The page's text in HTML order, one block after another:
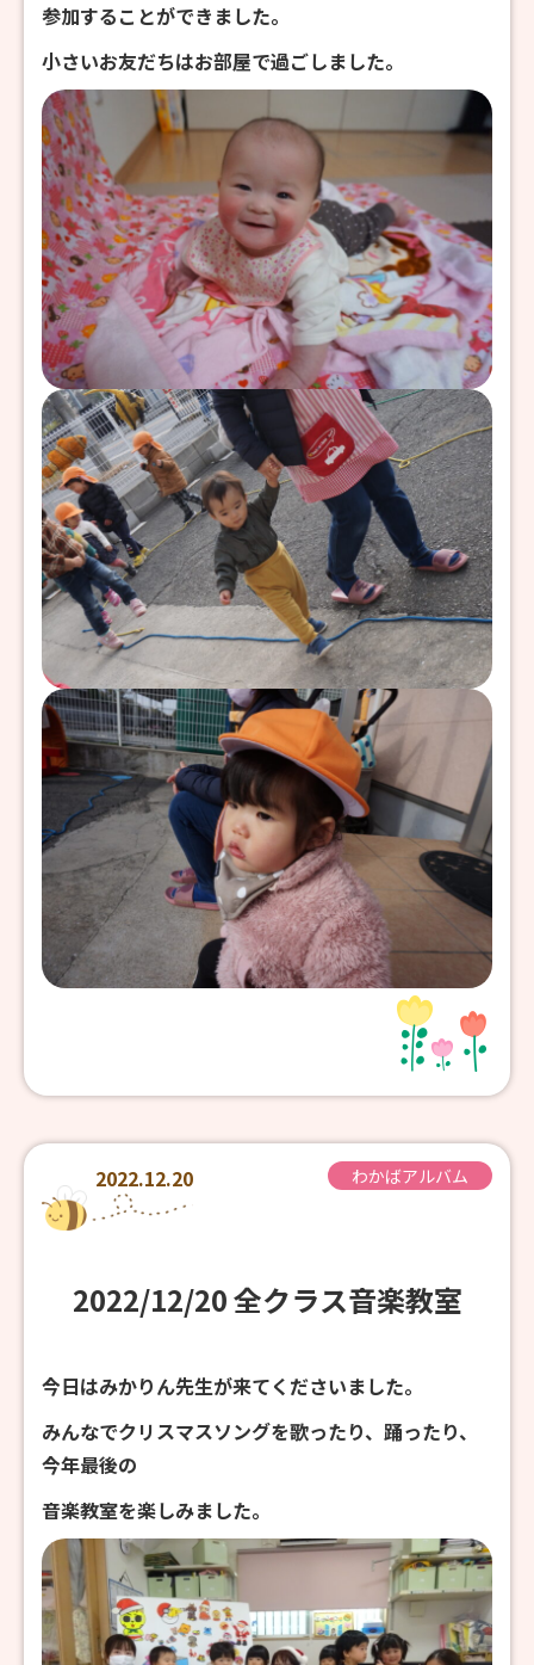
参加することができました。
小さいお友だちはお部屋で過ごしました。
2022.12.20 わかばアルバム
2022/12/20 全クラス音楽教室
今日はみかりん先生が来てくださいました。
みんなでクリスマスソングを歌ったり、踊ったり、
今年最後の
音楽教室を楽しみました。